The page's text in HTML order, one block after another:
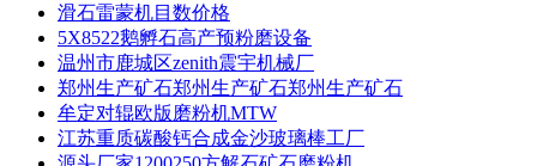
滑石雷蒙机目数价格
5X8522鹅孵石高产预粉磨设备
温州市鹿城区zenith震宇机械厂
郑州生产矿石郑州生产矿石郑州生产矿石
牟定对辊欧版磨粉机MTW
江苏重质碳酸钙合成金沙玻璃棒工厂